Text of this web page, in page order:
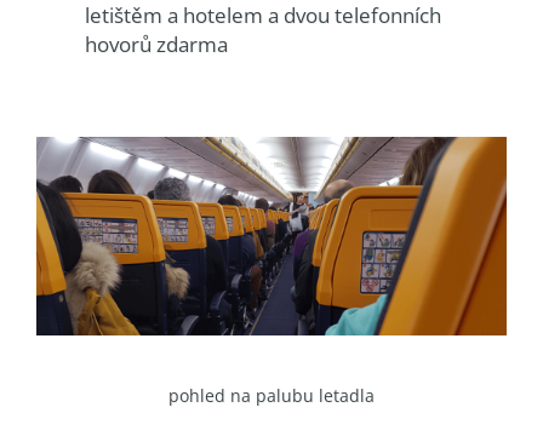
letištěm a hotelem a dvou telefonních
hovorů zdarma
pohled na palubu letadla